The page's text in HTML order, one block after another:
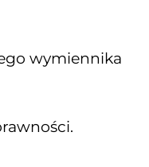
wymiennika